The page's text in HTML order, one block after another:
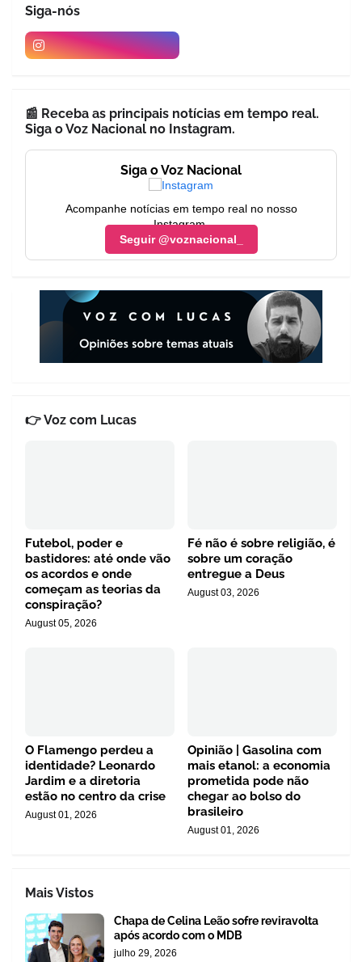
Siga-nós
📰 Receba as principais notícias em tempo real.
Siga o Voz Nacional no Instagram.
Siga o Voz Nacional
Acompanhe notícias em tempo real no nosso
Instagram.
Seguir @voznacional_
👉 Voz com Lucas
Futebol, poder e
bastidores: até onde vão
os acordos e onde
começam as teorias da
conspiração?
August 05, 2026
Fé não é sobre religião, é
sobre um coração
entregue a Deus
August 03, 2026
O Flamengo perdeu a
identidade? Leonardo
Jardim e a diretoria
estão no centro da crise
August 01, 2026
Opinião | Gasolina com
mais etanol: a economia
prometida pode não
chegar ao bolso do
brasileiro
August 01, 2026
Mais Vistos
Chapa de Celina Leão sofre reviravolta
após acordo com o MDB
julho 29, 2026